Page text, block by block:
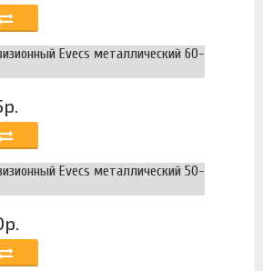
Evecs металлический 60-
Evecs металлический 50-